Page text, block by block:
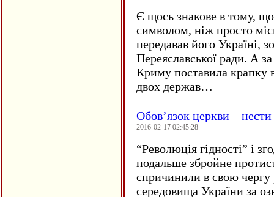
Є щось знакове в тому, що
символом, ніж просто
передавав його Україні,
Переяславської ради. А
Криму поставила крапку
двох держав…
Обов’язок церкви –
2016-02-17 02:45:28
“Революція гідності” і
подальше збройне
спричинили в свою чергу
середовища України за